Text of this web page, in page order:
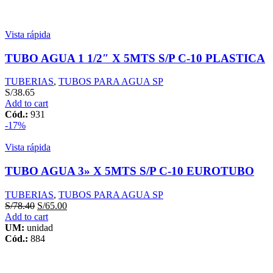
Vista rápida
TUBO AGUA 1 1/2″ X 5MTS S/P C-10 PLASTICA
TUBERIAS, TUBOS PARA AGUA SP
S/38.65
Add to cart
Cód.: 931
-17%
Vista rápida
TUBO AGUA 3» X 5MTS S/P C-10 EUROTUBO
TUBERIAS, TUBOS PARA AGUA SP
S/78.40 S/65.00
Add to cart
UM: unidad
Cód.: 884